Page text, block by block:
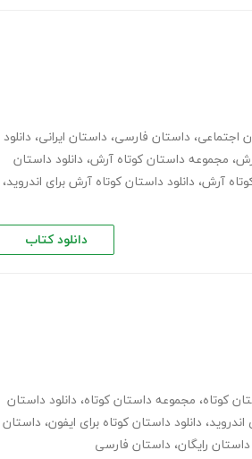
اجتماعی، داستان فارسی، داستان ایرانی، دانلود
، مجموعه داستان کوتاه آرش، دانلود داستان
آرش، دانلود داستان کوتاه آرش برای اندروید،
دانلود کتاب
کوتاه، مجموعه داستان کوتاه، دانلود داستان
اندروید، دانلود داستان کوتاه برای ایفون، داستان
، داستان فارسی